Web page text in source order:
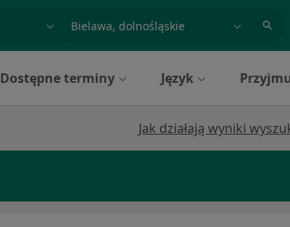
miasto lub dzielnica
Dostępne terminy Język
Jak działają wyniki